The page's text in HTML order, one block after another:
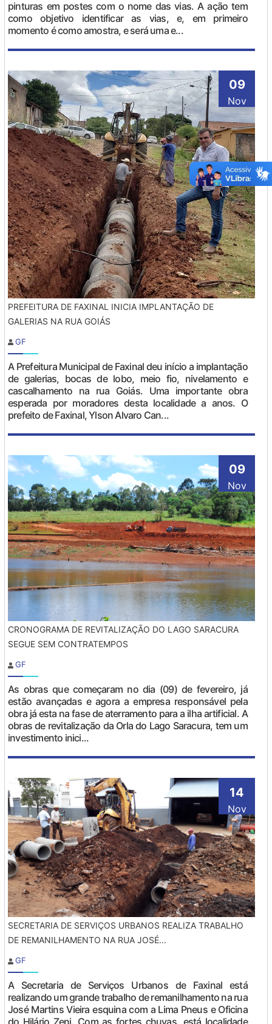
pinturas em postes com o nome das vias. A ação tem
como objetivo identificar as vias, e, em primeiro
momento é como amostra, e será uma e...
09
Nov
PREFEITURA DE FAXINAL INICIA IMPLANTAÇÃO DE
GALERIAS NA RUA GOIÁS
GF
A Prefeitura Municipal de Faxinal deu início a implantação
de galerias, bocas de lobo, meio fio, nivelamento e
cascalhamento na rua Goiás. Uma importante obra
esperada por moradores desta localidade a anos. O
prefeito de Faxinal, Ylson Alvaro Can...
09
Nov
CRONOGRAMA DE REVITALIZAÇÃO DO LAGO SARACURA
SEGUE SEM CONTRATEMPOS
GF
As obras que começaram no dia (09) de fevereiro, já
estão avançadas e agora a empresa responsável pela
obra já esta na fase de aterramento para a ilha artificial. A
obras de revitalização da Orla do Lago Saracura, tem um
investimento inici...
14
Nov
SECRETARIA DE SERVIÇOS URBANOS REALIZA TRABALHO
DE REMANILHAMENTO NA RUA JOSÉ...
GF
A Secretaria de Serviços Urbanos de Faxinal está
realizando um grande trabalho de remanilhamento na rua
José Martins Vieira esquina com a Lima Pneus e Oficina